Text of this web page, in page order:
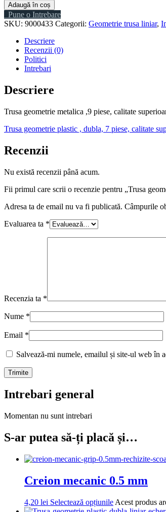
Adaugă în coș
Pune o Intrebare
SKU: 9000433 Categorii: Geometrie trusa liniar,
Descriere
Recenzii (0)
Politici
Intrebari
Descriere
Trusa geometrie metalica ,9 piese, calitate
Trusa geometrie plastic , dubla, 7 piese, calitate
Recenzii
Nu există recenzii până acum.
Fii primul care scrii o recenzie pentru „Trusa
Adresa ta de email nu va fi publicată. Câmpurile
Evaluarea ta *
Recenzia ta *
Nume *
Email *
Salvează-mi numele, emailul și site-ul web în
Intrebari general
Momentan nu sunt intrebari
S-ar putea să-ți placă și…
Creion mecanic 0.5 mm
4,20 lei Selectează opțiunile Acest produs